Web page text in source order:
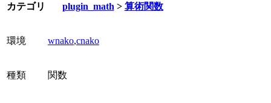
カテゴリ plugin_math > 算術関数
環境 wnako,cnako
種類 関数